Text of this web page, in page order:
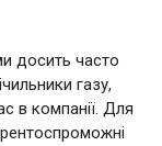
досить часто
газу,
в компанії. Для